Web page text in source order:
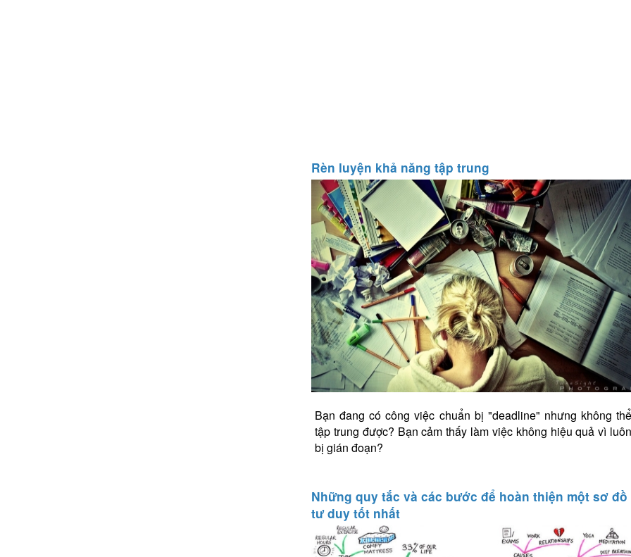
Rèn luyện khả năng tập trung
Bạn đang có công việc chuẩn bị "deadline" nhưng không thể
tập trung được? Bạn cảm thấy làm việc không hiệu quả vì luôn
bị gián đoạn?
Những quy tắc và các bước để hoàn thiện một sơ đồ
tư duy tốt nhất